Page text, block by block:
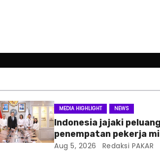
MEDIA HIGHLIGHT NEWS
Indonesia jajaki
penempatan pekerja
Slowakia
Aug 5, 2026 Redaksi PAKAR